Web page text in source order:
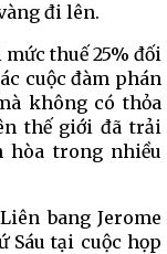
đi lên.
thuế 25% đối
cuộc đàm phán
không có thỏa
thế giới đã trải
hòa trong nhiều
bang Jerome
Sáu tại cuộc họp